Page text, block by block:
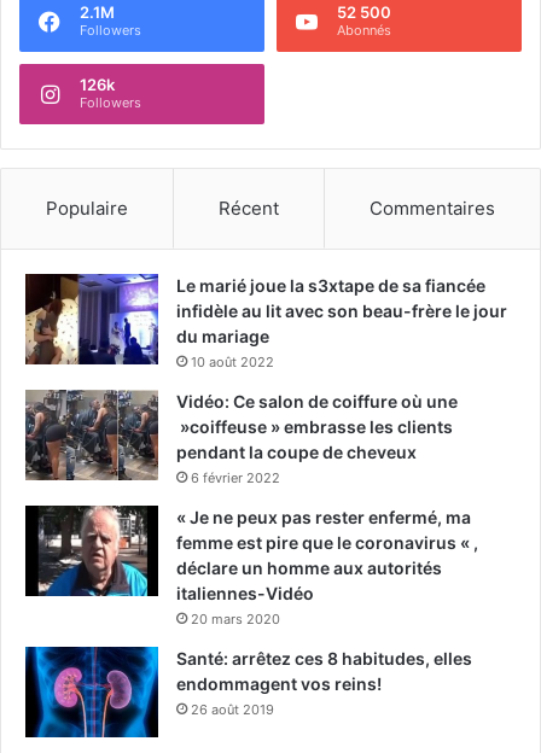
2.1M
Followers
52 500
Abonnés
126k
Followers
Populaire Récent Commentaires
Le marié joue la s3xtape de sa fiancée
infidèle au lit avec son beau-frère le jour
du mariage
10 août 2022
Vidéo: Ce salon de coiffure où une
»coiffeuse » embrasse les clients
pendant la coupe de cheveux
6 février 2022
« Je ne peux pas rester enfermé, ma
femme est pire que le coronavirus « ,
déclare un homme aux autorités
italiennes-Vidéo
20 mars 2020
Santé: arrêtez ces 8 habitudes, elles
endommagent vos reins!
26 août 2019